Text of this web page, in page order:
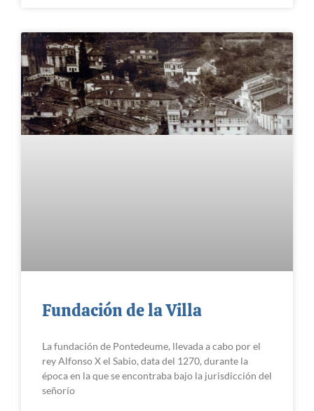
Fundación de la Villa
La fundación de Pontedeume, llevada a cabo por el
rey Alfonso X el Sabio, data del 1270, durante la
época en la que se encontraba bajo la jurisdicción del
señorío